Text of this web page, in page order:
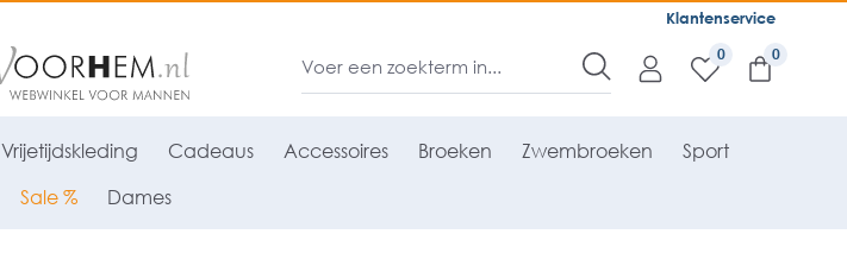
Klantenservice
0
Vrijetijdskleding Cadeaus Accessoires Broeken Zwembroeken Sport
Sale % Dames